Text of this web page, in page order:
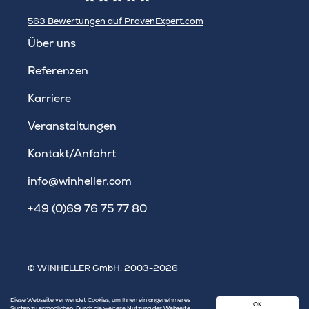
OK
Diese Webseite verwendet Cookies, um Ihnen ein angenehmeres
563 Bewertungen auf ProvenExpert.com
Über uns
Referenzen
Karriere
Veranstaltungen
Kontakt/Anfahrt
info@winheller.com
+49 (0)69 76 75 77 80
© WINHELLER GmbH: 2003-2026